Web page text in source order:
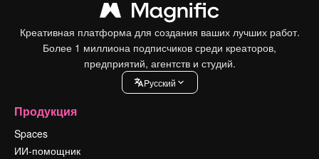
Креативная платформа для создания ваших лучших работ.
Более 1 миллиона подписчиков среди креаторов,
предприятий, агентств и студий.
Pусский
Продукция
Spaces
ИИ-помощник